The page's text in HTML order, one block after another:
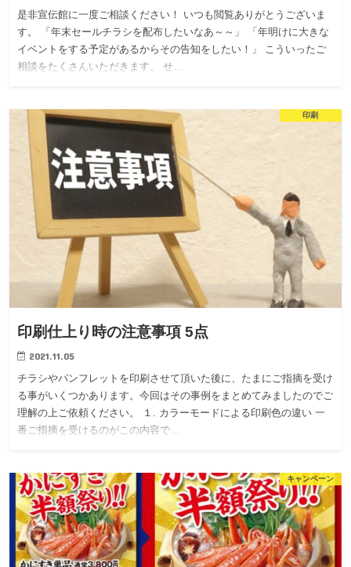
是非宣伝館に一度ご相談ください！ いつも閲覧ありがとうございま
す。 「年末セールチラシを配布したいなあ～～」 「年明けに大きな
イベントをする予定があるからその告知をしたい！」 こういったご
相談をたくさんいただきます。 せ…
印刷
印刷仕上り時の注意事項 5点
2021.11.05
チラシやパンフレットを印刷させて頂いた後に、たまにご指摘を受け
る事がいくつかあります。今回はその事例をまとめてみましたのでご
理解の上ご依頼ください。 １. カラーモードによる印刷色の違い 一
番ご指摘を受けるのがこの内容で…
キャンペーン